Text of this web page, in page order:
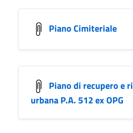
Piano Cimiteriale
Piano di recupero e
urbana P.A. 512 ex OPG